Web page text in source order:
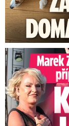
Marek Ztracený